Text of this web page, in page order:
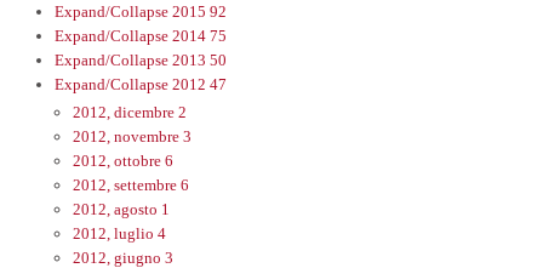
Expand/Collapse 2015 92
Expand/Collapse 2014 75
Expand/Collapse 2013 50
Expand/Collapse 2012 47
2012, dicembre 2
2012, novembre 3
2012, ottobre 6
2012, settembre 6
2012, agosto 1
2012, luglio 4
2012, giugno 3